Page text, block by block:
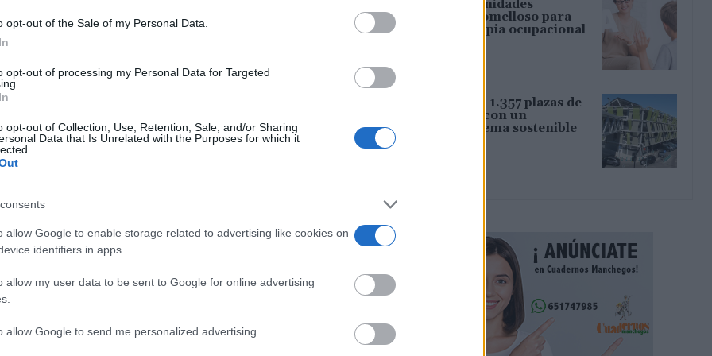
opt-out of the Sale of my Personal Data.
opt-out of processing my Personal Data for Targeted
opt-out of Collection, Use, Retention, Sale, and/or Sharing
Data that Is Unrelated with the Purposes for which it
allow Google to enable storage related to advertising like cookies on
identifiers in apps.
allow my user data to be sent to Google for online advertising
allow Google to send me personalized advertising.
euros
de Villarta de San Juan ha abierto el proceso de licitación para
once parcelas de su nuevo polígono industrial,...
listo para la Cena del Día de las
y los Abuelos en Villarta de San
- 09/07/2025
la Cena del Día de las Abuelas y los Abuelos en la ciudad de Villarta
de San Juan. Tendrá lugar el próximo...
Nuevas oportunidades
laborales en Tomelloso para
logopedia, terapia ocupacional
Atocha estrena 1.357 plazas de
aparcamiento con un
innovador sistema sostenible
de Anrotech